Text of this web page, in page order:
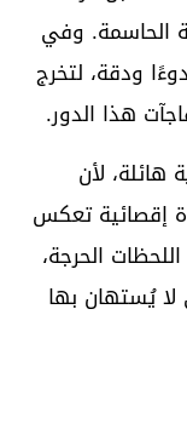
الحاسمة. وفي
ودقة، لتخرج
هائلة، لأن
إقصائية تعكس
الحرجة،
يُستهان بها